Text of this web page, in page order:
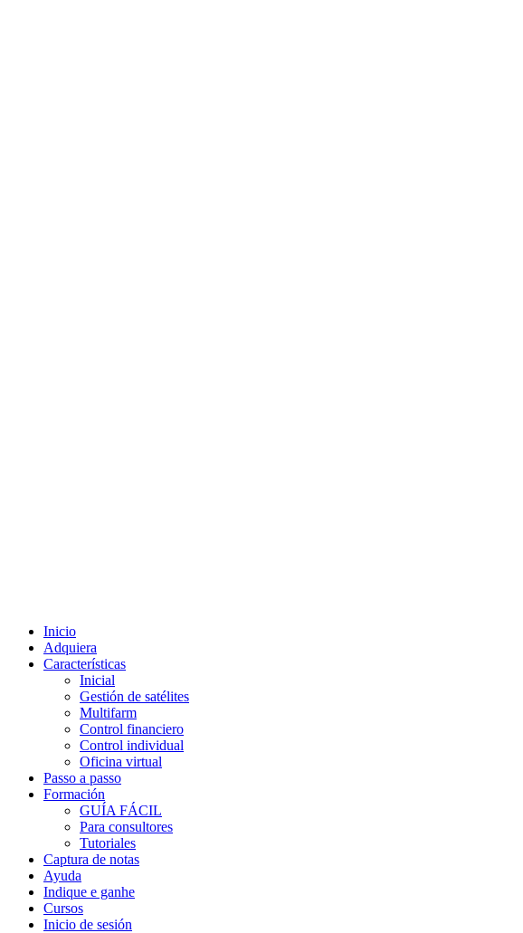
Inicio
Adquiera
Características
Inicial
Gestión de satélites
Multifarm
Control financiero
Control individual
Oficina virtual
Passo a passo
Formación
GUÍA FÁCIL
Para consultores
Tutoriales
Captura de notas
Ayuda
Indique e ganhe
Cursos
Inicio de sesión